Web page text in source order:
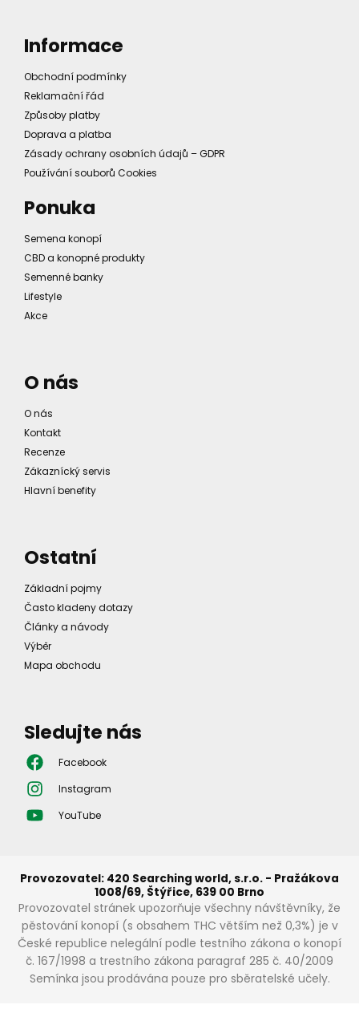
Informace
Obchodní podmínky
Reklamační řád
Způsoby platby
Doprava a platba
Zásady ochrany osobních údajů – GDPR
Používání souborů Cookies
Ponuka
Semena konopí
CBD a konopné produkty
Semenné banky
Lifestyle
Akce
O nás
O nás
Kontakt
Recenze
Zákaznícký servis
Hlavní benefity
Ostatní
Základní pojmy
Často kladeny dotazy
Články a návody
Výběr
Mapa obchodu
Sledujte nás
Facebook
Instagram
YouTube
Provozovatel: 420 Searching world, s.r.o. - Pražákova
1008/69, Štýřice, 639 00 Brno
Provozovatel stránek upozorňuje všechny návštěvníky, že
pěstování konopí (s obsahem THC větším než 0,3%) je v
České republice nelegální podle testního zákona o konopí
č. 167/1998 a trestního zákona paragraf 285 č. 40/2009
Semínka jsou prodávána pouze pro sběratelské učely.